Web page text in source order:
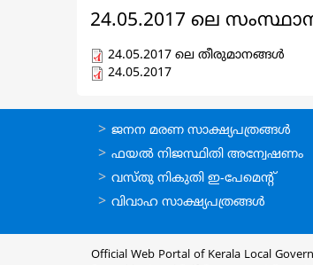
24.05.2017 ലെ
24.05.2017 ലെ തീരുമാനങ്ങള്‍
24.05.2017
ഓണ്‍ലൈന്‍
സേവനങ്ങള്‍
ജനന മരണ സാക്ഷ്യപത്രങ്ങള്‍
ഫയല്‍ നിജസ്ഥിതി അന്വേഷണം
വസ്തു നികുതി ഇ-പേമെന്റ്
വിവാഹ സാക്ഷ്യപത്രങ്ങള്‍
Official Web Portal of Kerala Local